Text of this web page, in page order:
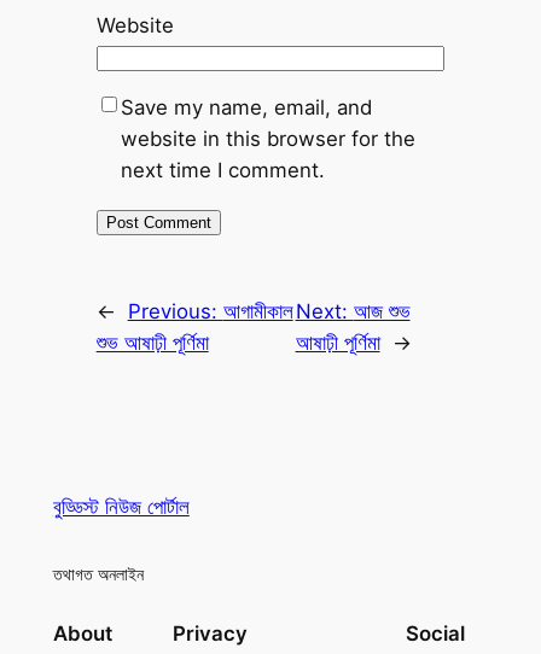
Website
Save my name, email, and
website in this browser for the
next time I comment.
← Previous: আগামীকাল
শুভ আষাঢ়ী পূর্ণিমা
Next: আজ শুভ
আষাঢ়ী পূর্ণিমা
→
বুড্ডিস্ট নিউজ পোর্টাল
তথাগত অনলাইন
About Privacy Social